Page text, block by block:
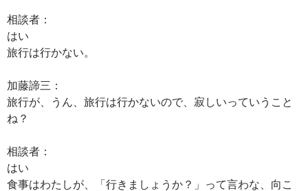
相談者：
はい
旅行は行かない。
加藤諦三：
旅行が、うん、旅行は行かないので、寂しいっていうこと
ね？
相談者：
はい
食事はわたしが、「行きましょうか？」って言わな、向こ